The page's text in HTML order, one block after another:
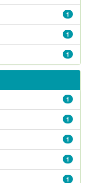
1
1
1
1
1
1
1
1